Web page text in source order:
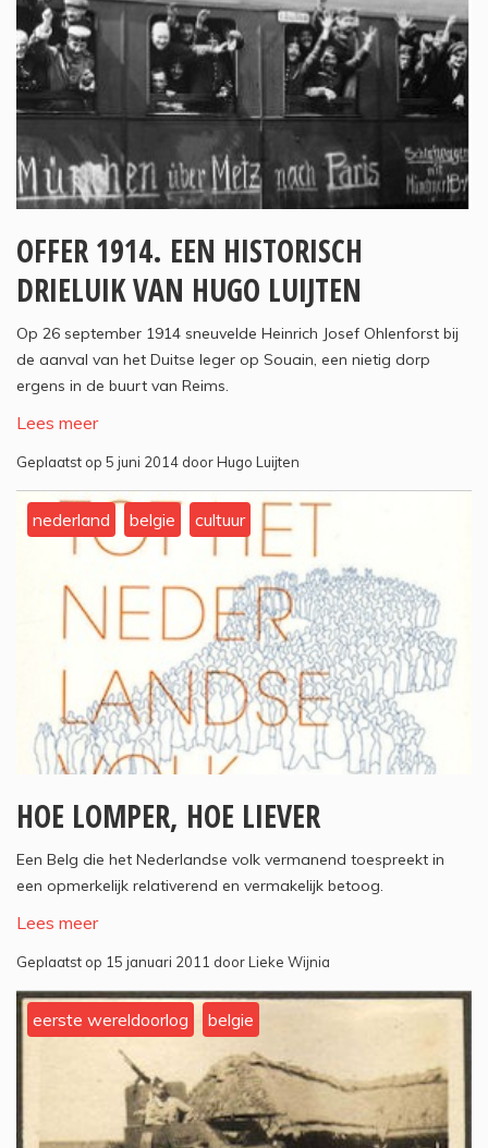
OFFER 1914. EEN HISTORISCH
DRIELUIK VAN HUGO LUIJTEN
Op 26 september 1914 sneuvelde Heinrich Josef Ohlenforst bij
de aanval van het Duitse leger op Souain, een nietig dorp
ergens in de buurt van Reims.
Lees meer
Geplaatst op 5 juni 2014 door Hugo Luijten
nederland belgie cultuur
HOE LOMPER, HOE LIEVER
Een Belg die het Nederlandse volk vermanend toespreekt in
een opmerkelijk relativerend en vermakelijk betoog.
Lees meer
Geplaatst op 15 januari 2011 door Lieke Wijnia
eerste wereldoorlog belgie